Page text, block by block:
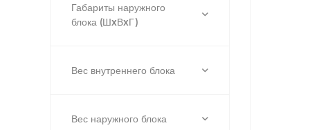
Габариты наружного
блока (ШxВxГ)
Вес внутреннего блока
Вес наружного блока